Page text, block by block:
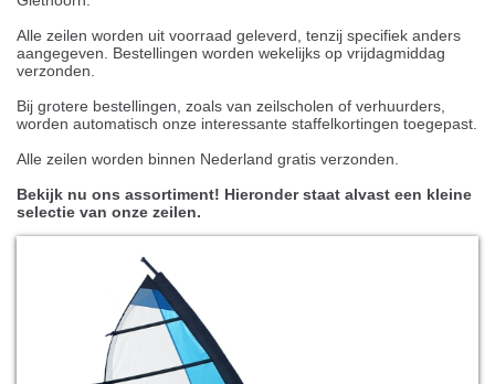
Alle zeilen worden uit voorraad geleverd, tenzij specifiek anders
aangegeven. Bestellingen worden wekelijks op vrijdagmiddag
verzonden.
Bij grotere bestellingen, zoals van zeilscholen of verhuurders,
worden automatisch onze interessante staffelkortingen toegepast.
Alle zeilen worden binnen Nederland gratis verzonden.
Bekijk nu ons assortiment! Hieronder staat alvast een kleine
selectie van onze zeilen.